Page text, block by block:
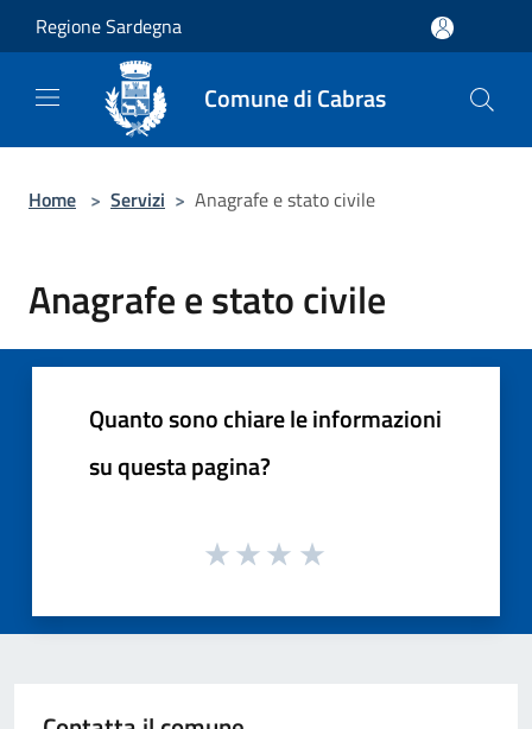
Salta al contenuto principale
Regione Sardegna
Comune di Cabras
Home > Servizi > Anagrafe e stato civile
Anagrafe e stato civile
Quanto sono chiare le informazioni
su questa pagina?